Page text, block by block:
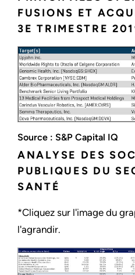
FUSIONS ET
3E TRIMESTRE
Source : S&P Capital IQ
ANALYSE DES
PUBLIQUES DU
SANTÉ
*Cliquez sur l'image du
l'agrandir.